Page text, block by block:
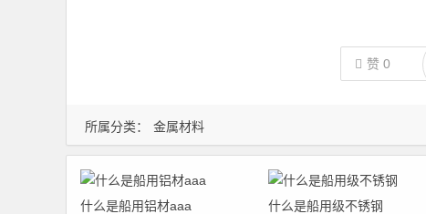
赞 0
所属分类： 金属材料
什么是船用铝材aaa 什么是船用级不锈钢